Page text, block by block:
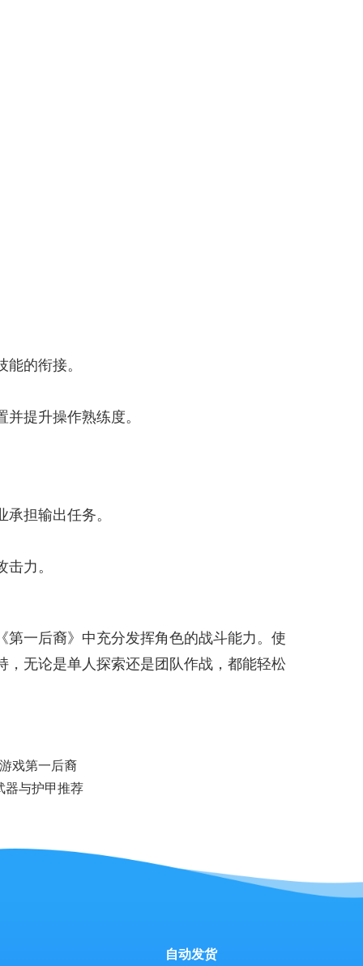
的衔接。
提升操作熟练度。
担输出任务。
力。
一后裔》中充分发挥角色的战斗能力。使
无论是单人探索还是团队作战，都能轻松
戏第一后裔
器与护甲推荐
自动发货